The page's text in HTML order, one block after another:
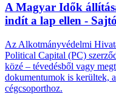
A Magyar Idők
indít a lap ellen -
Az Alkotmányvédelmi
Political Capital (PC)
közé – tévedésből vagy
dokumentumok is kerültek,
cégcsoporthoz.